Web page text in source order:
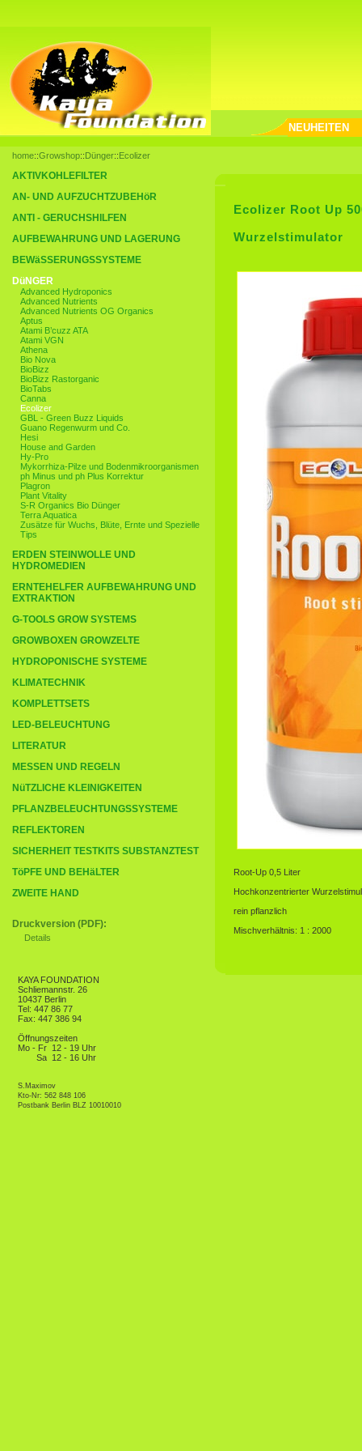
NEUHEITEN
home::Growshop::Dünger::Ecolizer
AKTIVKOHLEFILTER
AN- UND AUFZUCHTZUBEHöR
ANTI - GERUCHSHILFEN
AUFBEWAHRUNG UND LAGERUNG
BEWäSSERUNGSSYSTEME
DüNGER
Advanced Hydroponics
Advanced Nutrients
Advanced Nutrients OG Organics
Aptus
Atami B’cuzz ATA
Atami VGN
Athena
Bio Nova
BioBizz
BioBizz Rastorganic
BioTabs
Canna
Ecolizer
GBL - Green Buzz Liquids
Guano Regenwurm und Co.
Hesi
House and Garden
Hy-Pro
Mykorrhiza-Pilze und Bodenmikroorganismen
ph Minus und ph Plus Korrektur
Plagron
Plant Vitality
S-R Organics Bio Dünger
Terra Aquatica
Zusätze für Wuchs, Blüte, Ernte und Spezielle
Tips
ERDEN STEINWOLLE UND
HYDROMEDIEN
ERNTEHELFER AUFBEWAHRUNG UND
EXTRAKTION
G-TOOLS GROW SYSTEMS
GROWBOXEN GROWZELTE
HYDROPONISCHE SYSTEME
KLIMATECHNIK
KOMPLETTSETS
LED-BELEUCHTUNG
LITERATUR
MESSEN UND REGELN
NüTZLICHE KLEINIGKEITEN
PFLANZBELEUCHTUNGSSYSTEME
REFLEKTOREN
SICHERHEIT TESTKITS SUBSTANZTEST
TöPFE UND BEHäLTER
ZWEITE HAND
Druckversion (PDF):
Details
Ecolizer Root Up
Wurzelstimulator
Root-Up 0,5 Liter
Hochkonzentrierter
rein pflanzlich
Mischverhältnis: 1 : 2000
KAYA FOUNDATION
Schliemannstr. 26
10437 Berlin
Tel: 447 86 77
Fax: 447 386 94
Öffnungszeiten
Mo - Fr 12 - 19 Uhr
Sa 12 - 16 Uhr
S.Maximov
Kto-Nr: 562 848 106
Postbank Berlin BLZ 10010010